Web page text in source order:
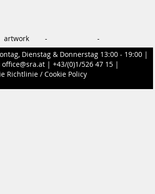
artwork -
-
Dienstag & Donnerstag 13:00 - 19:00 |
office@sra.at | +43/(0)1/526 47 15 |
Richtlinie / Cookie Policy